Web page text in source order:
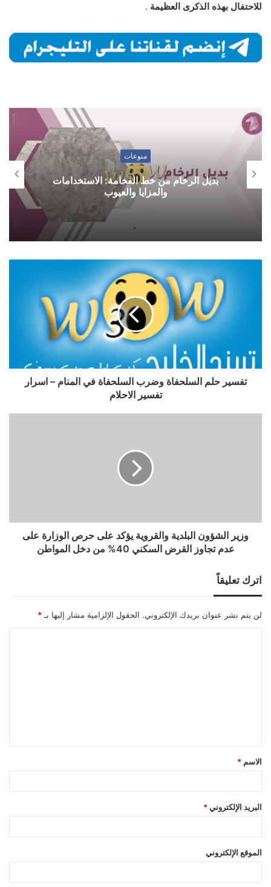
للاحتفال بهذه الذكرى العظيمة .
منوعات
بديل الرخام من خط الفخامة: الاستخدامات
والمزايا والعيوب
تفسير حلم السلحفاة وضرب السلحفاة في المنام – اسرار
تفسير الاحلام
وزير الشؤون البلدية والقروية يؤكد على حرص الوزارة على
عدم تجاوز القرض السكني 40% من دخل المواطن
اترك تعليقاً
لن يتم نشر عنوان بريدك الإلكتروني. الحقول الإلزامية مشار إليها بـ *
ق
*
الاسم *
البريد الإلكتروني *
الموقع الإلكتروني